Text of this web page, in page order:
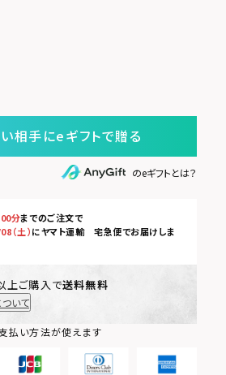
相手にeギフトで贈る
のeギフトとは？
分までのご注文で
（土）にヤマト運輸 宅急便でお届けしま
上ご購入で送料無料
いて
払い方法が使えます